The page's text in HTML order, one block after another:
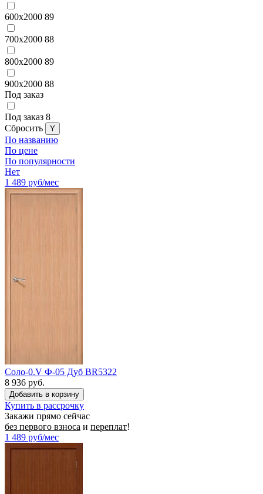
600x2000 89
700x2000 88
800x2000 89
900x2000 88
Под заказ
Под заказ 8
Cбросить
По названию
По цене
По популярности
Нет
1 489 руб/мес
Соло-0.V Ф-05 Дуб BR5322
8 936 руб.
Купить в рассрочку
Закажи прямо сейчас
без первого взноса и переплат!
1 489 руб/мес